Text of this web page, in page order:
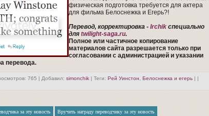
физическая подготовка требуется для актера
для фильма Белоснежка и Егерь?!
Перевод, корректировка - Irchik специально
для twilight-saga.ru.
Полное или частичное копирование
материалов сайта разрешается только при
согласовании с администрацией и указании
перевода.
: 765 | Добавил: simonchik | Теги: Рей Уинстон Белоснежка и егерь | |